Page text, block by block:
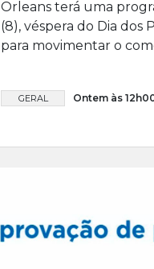
Orleans terá uma
(8), véspera do Dia dos
para movimentar o
GERAL Ontem às